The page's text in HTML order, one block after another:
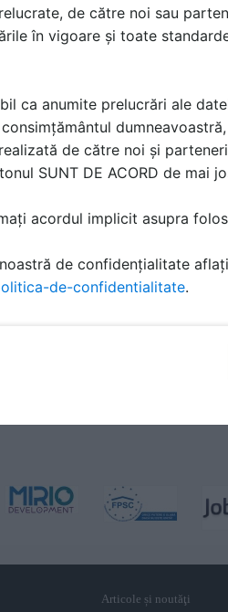
pe SpatiulConstruit.ro!
Articole și noutăţi
de către noi sau
în vigoare și toate
ca anumite prelucrări ale
de către noi și
SUNT DE ACORD de mai
acordul implicit asupra
de confidențialitate
de-confidentialitate.